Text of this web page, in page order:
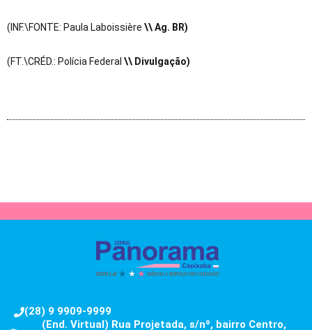
(INF.\FONTE: Paula Laboissière \\ Ag. BR)
(FT.\CRÉD.: Polícia Federal \\ Divulgação)
(28) 9 9909-9999
(End. Virtual) Rua Projetada, s/nº, bairro Centro,